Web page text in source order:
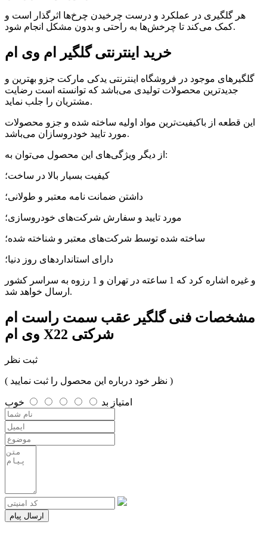
هر گلگیری در عملکرد و درست چرخیدن چرخ‌ها اثرگذار است و
کمک می‌کند تا چرخش‌ها به راحتی و بدون مشکل انجام شود.
گلگیرهای موجود در فروشگاه اینترنتی یدکی مارکت جزو بهترین و
جدیدترین محصولات تولیدی می‌باشد که توانسته است رضایت
مشتریان را جلب نماید.
این قطعه از باکیفیت‌ترین مواد اولیه ساخته شده و جزو محصولات
مورد تایید خودروسازان می‌باشد.
از دیگر ویژگی‌های این محصول می‌توان به:
کیفیت بسیار بالا در ساخت؛
داشتن ضمانت نامه معتبر و طولانی؛
مورد تایید و سفارش شرکت‌های خودروسازی؛
ساخته شده توسط شرکت‌های معتبر و شناخته شده؛
دارای استانداردهای روز دنیا؛
و غیره اشاره کرد که 1 ساعته در تهران و 1 رزوه به سراسر کشور
ارسال خواهد شد.
مشخصات فنیگلگیر عقب سمت راست ام
وی ام X22 شرکتی
ثبت نظر
( نظر خود درباره این محصول را ثبت نمایید )
امتیاز بد خوب
ارسال پیام